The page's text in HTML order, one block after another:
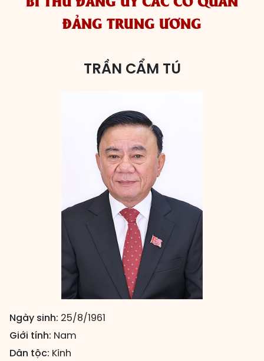
HĐND cấp tỉnh, thành phố
ĐẢNG TRUNG ƯƠNG
TRẦN CẨM TÚ
Ngày sinh: 25/8/1961
Giới tính: Nam
Dân tộc: Kinh